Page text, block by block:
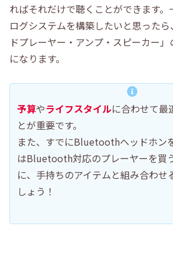
ればそれだけで聴くことができます
ログシステムを構築したいと思った
ドプレーヤー・アンプ・スピーカー
になります。
予算やライフスタイルに合わせて最
とが重要です。
また、すでにBluetoothヘッドホン
はBluetooth対応のプレーヤーを買
に、手持ちのアイテムと組み合わせ
しょう！